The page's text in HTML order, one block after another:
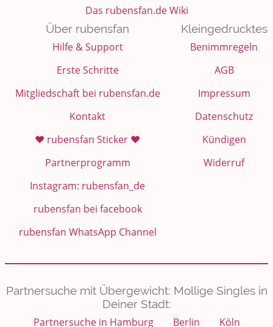
Das rubensfan.de Wiki
Über rubensfan
Hilfe & Support
Erste Schritte
Mitgliedschaft bei rubensfan.de
Kontakt
❤️ rubensfan Sticker ❤️
Partnerprogramm
Instagram: rubensfan_de
rubensfan bei facebook
rubensfan WhatsApp Channel
Kleingedrucktes
Benimmregeln
AGB
Impressum
Datenschutz
Kündigen
Widerruf
Partnersuche mit Übergewicht: Mollige Singles in
Deiner Stadt:
Partnersuche in Hamburg
Berlin Köln